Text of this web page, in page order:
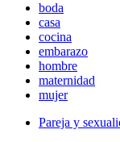
boda
casa
cocina
embarazo
hombre
maternidad
mujer
Pareja y